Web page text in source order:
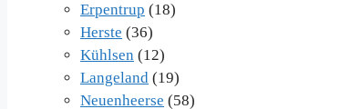
Erpentrup (18)
Herste (36)
Kühlsen (12)
Langeland (19)
Neuenheerse (58)